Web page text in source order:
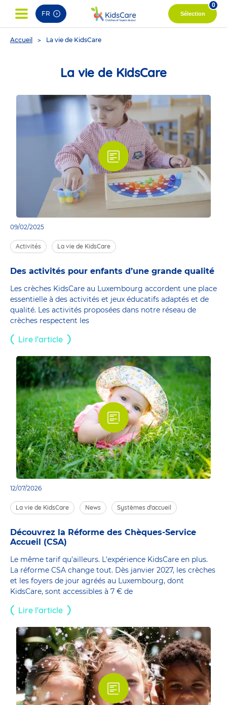
FR Sélection
0
You
Accueil La vie de KidsCare
La vie de KidsCare
09/02/2025
Activités La vie de KidsCare
Des activités pour enfants d’une grande qualité
Les crèches KidsCare au Luxembourg accordent une place
essentielle à des activités et jeux éducatifs adaptés et de
qualité. Les activités proposées dans notre réseau de
crèches respectent les
Lire l'article
12/07/2026
La vie de KidsCare News Systèmes d'accueil
Découvrez la Réforme des Chèques-Service
Accueil (CSA)
Le même tarif qu'ailleurs. L'expérience KidsCare en plus.
La réforme CSA change tout. Dès janvier 2027, les crèches
et les foyers de jour agréés au Luxembourg, dont
KidsCare, sont accessibles à 7 € de
Lire l'article